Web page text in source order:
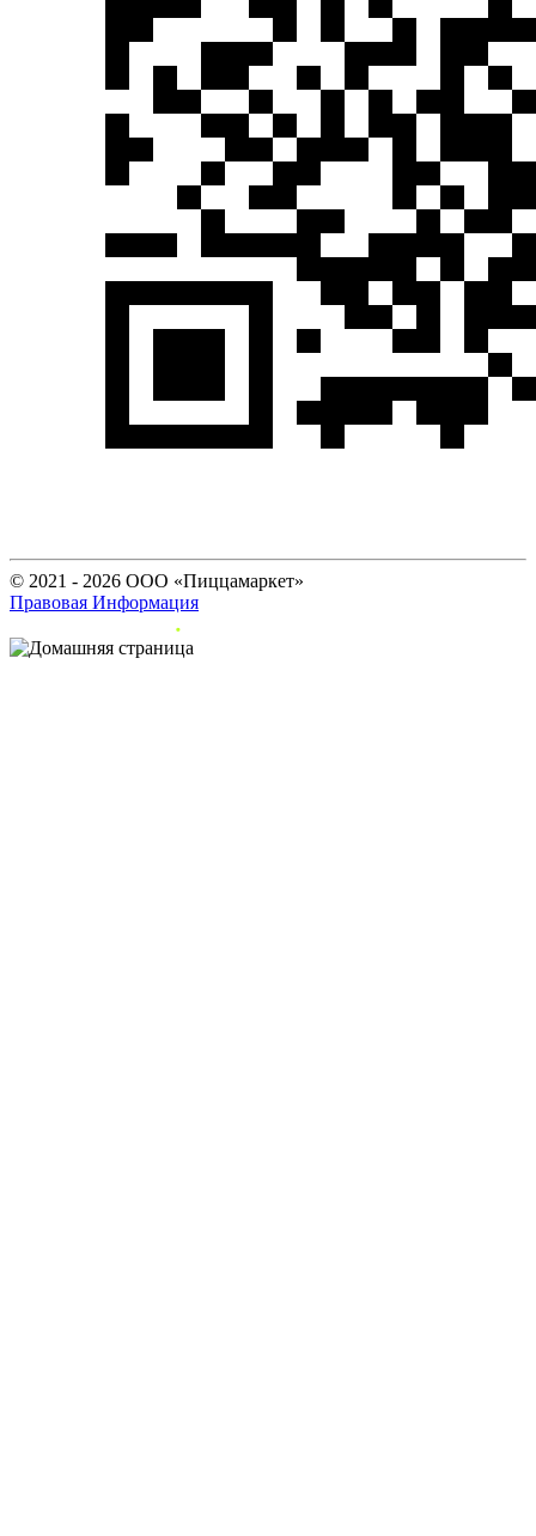
© 2021 - 2026 ООО «Пиццамаркет»
Правовая Информация